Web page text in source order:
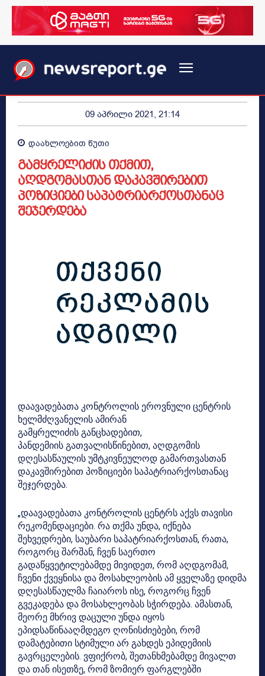
09 აპრილი 2021, 21:14
დაახლოებით წუთი
გამყრელიძის თქმით,
აღდგომასთან დაკავშირებით
პოზიციები საპატრიარქოსთანაც
შეჯერდება
დაავადებათა კონტროლის ეროვნული ცენტრის
ხელმძღვანელის ამირან
გამყრელიძის განცხადებით,
პანდემიის გათვალისწინებით, აღდგომის
დღესასწაულის უმტკივნეულოდ გამართვასთან
დაკავშირებით პოზიციები საპატრიარქოსთანაც
შეჯერდება.
„დაავადებათა კონტროლის ცენტრს აქვს თავისი
რეკომენდაციები. რა თქმა უნდა, იქნება
შეხვედრები, საუბარი საპატრიარქოსთან, რათა,
როგორც შარშან, ჩვენ საერთო
გადაწყვეტილებამდე მივიდეთ, რომ აღდგომამ,
ჩვენი ქვეყნისა და მოსახლეობის ამ ყველაზე დიდმა
დღესასწაულმა ჩაიაროს ისე, როგორც ჩვენ
გვეკადება და მოსახლეობას სჭირდება. ამასთან,
მეორე მხრივ დაცული უნდა იყოს
ეპიდსაწინააღმდეგო ღონისძიებები, რომ
დამატებითი სტიმული არ გახდეს ეპიდემიის
გავრცელების. ვფიქრობ, შეთანხმებამდე მივალთ
და თან ისეთზე, რომ ზომიერ ფარგლებში